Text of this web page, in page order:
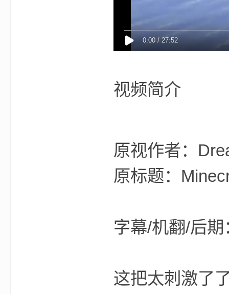
视频简介
原视作者：
原标题：
字幕/机翻/后
这把太刺激了